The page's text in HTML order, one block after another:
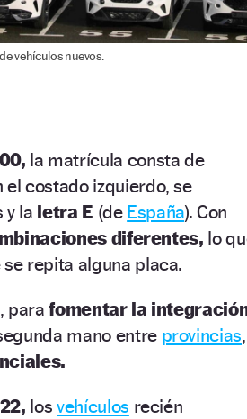
vehículos nuevos.
la matrícula consta de
el costado izquierdo, se
y la letra E (de España). Con
diferentes, lo
repita alguna placa.
parafomentar la
mano entre provincias,
losvehículos recién